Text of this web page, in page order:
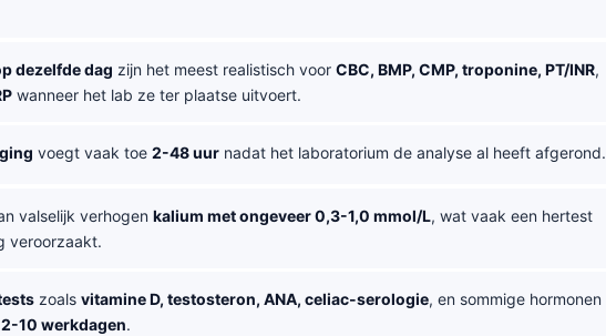
dezelfde dag zijn het meest realistisch voor CBC, BMP, CMP, troponine, PT/INR,
wanneer het lab ze ter plaatse uitvoert.
voegt vaak toe 2-48 uur nadat het laboratorium de analyse al heeft afgerond.
valselijk verhogen kalium met ongeveer 0,3-1,0 mmol/L, wat vaak een hertest
veroorzaakt.
zoals vitamine D, testosteron, ANA, celiac-serologie, en sommige hormonen
2-10 werkdagen.